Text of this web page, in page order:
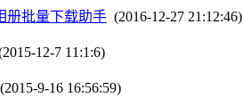
册批量下载助手 (2016-12-27 21:12:46)
12-7 11:1:6)
(2015-9-16 16:56:59)